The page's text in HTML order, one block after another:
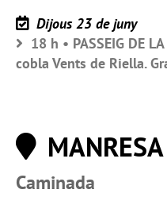
Dijous 23 de juny
18 h • PASSEIG DE
cobla Vents de Riella.
MANRESA
Caminada